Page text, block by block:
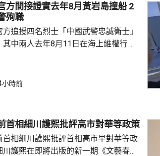
方間接證實去年8月黃岩島撞船 2
殉職
方追授四名烈士「中國武警忠誠衛士」
其中兩人去年8月11日在海上維權行動
國時隔一年首次間接證實撞船事件造成
11日參與南海一線維權行動犧牲，被
等功。25歲的程龍同日在海上維權行動
犧牲，同樣追記一等功。...
小時前
首相細川護熙批評高市對華等政策
首相細川護熙批評首相高市早對華等政
川護熙在即將出版的新一期《文藝春